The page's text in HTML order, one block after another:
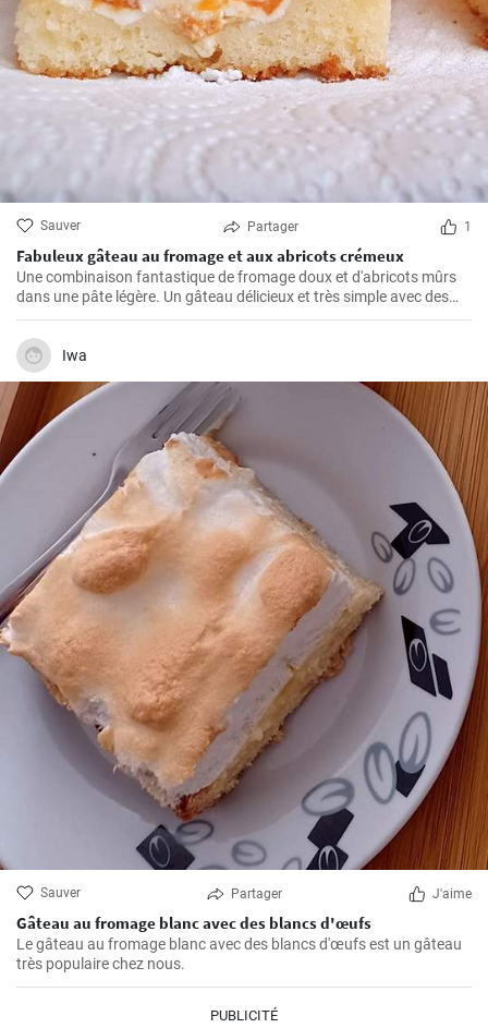
Sauver Partager 1
Fabuleux gâteau au fromage et aux abricots crémeux
Une combinaison fantastique de fromage doux et d'abricots mûrs
dans une pâte légère. Un gâteau délicieux et très simple avec des
fruits de saison😍
Iwa
Sauver Partager J'aime
Gâteau au fromage blanc avec des blancs d'œufs
Le gâteau au fromage blanc avec des blancs d'œufs est un gâteau
très populaire chez nous.
PUBLICITÉ